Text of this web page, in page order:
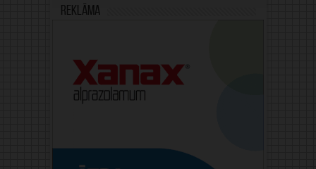
Reklāma